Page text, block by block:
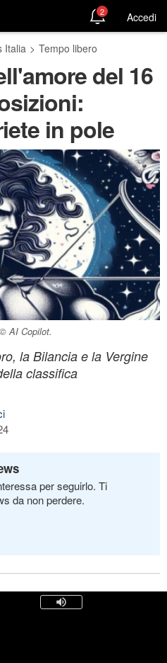
2 Accedi
Italia > Tempo libero
del 16
in pole
AI Copilot.
la Bilancia e la Vergine
classifica
per seguirlo. Ti
da non perdere.